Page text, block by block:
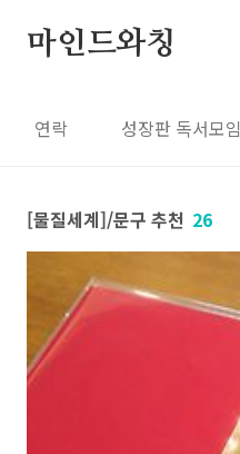
마인드와칭
연락 성장판 독서모임
[물질세계]/문구 추천 26